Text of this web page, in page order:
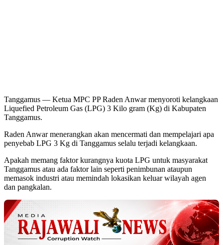
Tanggamus — Ketua MPC PP Raden Anwar menyoroti kelangkaan
Liquefied Petroleum Gas (LPG) 3 Kilo gram (Kg) di Kabupaten
Tanggamus.
Raden Anwar menerangkan akan mencermati dan mempelajari apa
penyebab LPG 3 Kg di Tanggamus selalu terjadi kelangkaan.
Apakah memang faktor kurangnya kuota LPG untuk masyarakat
Tanggamus atau ada faktor lain seperti penimbunan ataupun
memasok industri atau memindah lokasikan keluar wilayah agen
dan pangkalan.